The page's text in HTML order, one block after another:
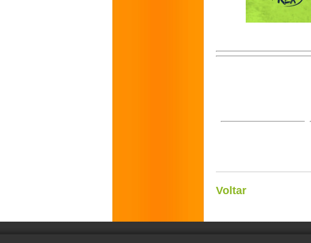
Voltar